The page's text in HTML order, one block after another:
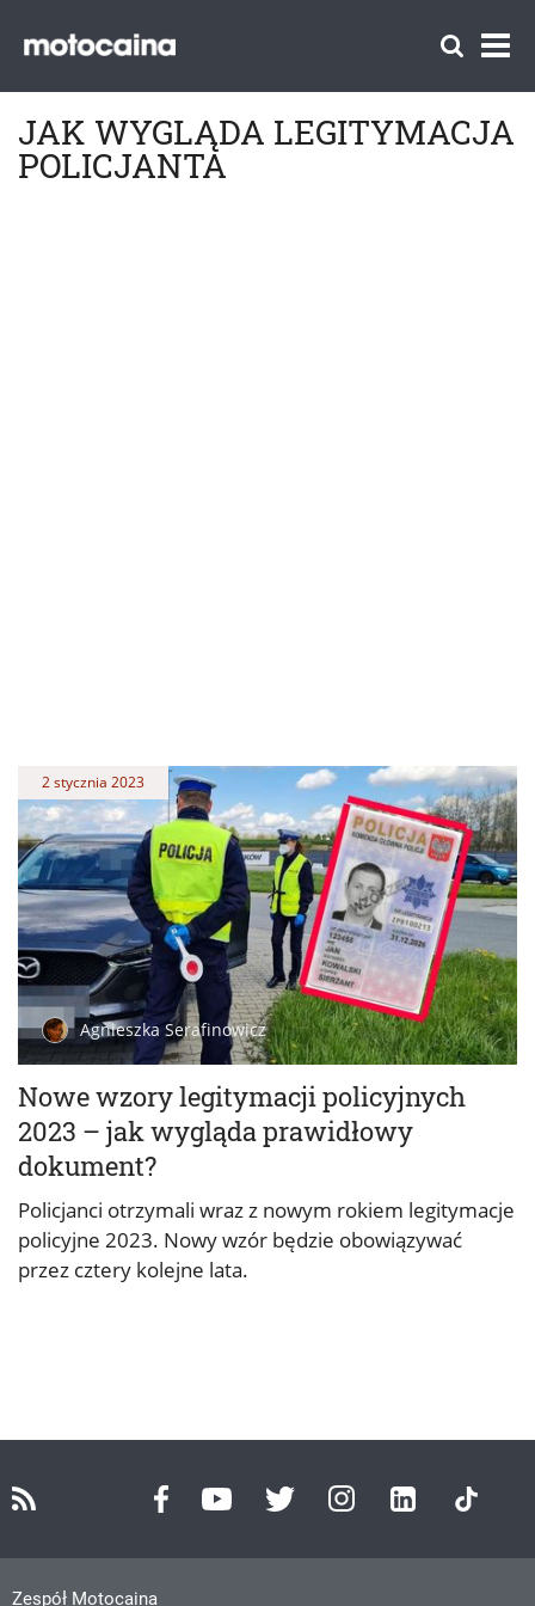
JAK WYGLĄDA LEGITYMACJA
POLICJANTA
Nowe wzory legitymacji policyjnych
2023 – jak wygląda prawidłowy
dokument?
2 stycznia 2023
Agnieszka Serafinowicz
Policjanci otrzymali wraz z nowym rokiem legitymacje
policyjne 2023. Nowy wzór będzie obowiązywać
przez cztery kolejne lata.
Zespół Motocaina